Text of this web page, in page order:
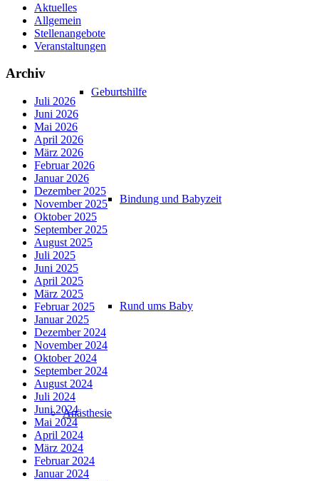
Geburtshilfe
Bindung und Babyzeit
Rund ums Baby
Anästhesie
Aktuelles
Allgemein
Stellenangebote
Veranstaltungen
Archiv
Juli 2026
Juni 2026
Mai 2026
April 2026
März 2026
Februar 2026
Januar 2026
Dezember 2025
November 2025
Oktober 2025
September 2025
August 2025
Juli 2025
Juni 2025
April 2025
März 2025
Februar 2025
Januar 2025
Dezember 2024
November 2024
Oktober 2024
September 2024
August 2024
Juli 2024
Juni 2024
Mai 2024
April 2024
März 2024
Februar 2024
Januar 2024